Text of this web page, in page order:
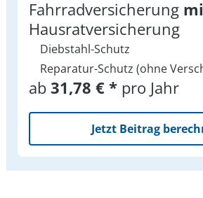
Fahrradversicherung
Hausratversicherung
Diebstahl-Schutz
Reparatur-Schutz (ohne
ab 31,78 € *pro Jahr
Jetzt Beitrag